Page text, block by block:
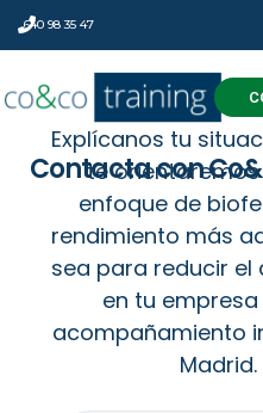
640 98 35 47
DA EL PRIMER PASO
Contacta con
Explícanos tu
te
enfoque de
rendimiento más
sea para reducir el
en tu
acompañamiento
Madrid.